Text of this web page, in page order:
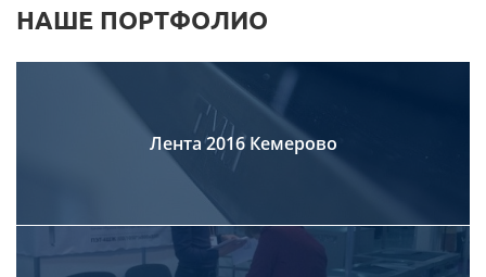
НАШЕ ПОРТФОЛИО
Лента 2016 Кемерово